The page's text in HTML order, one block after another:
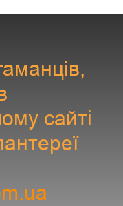
сайті